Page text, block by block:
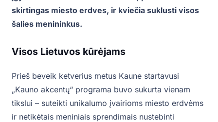
skirtingas miesto erdves, ir kviečia suklusti visos
šalies menininkus.
Visos Lietuvos kūrėjams
Prieš beveik ketverius metus Kaune startavusi
„Kauno akcentų“ programa buvo sukurta vienam
tikslui – suteikti unikalumo įvairioms miesto erdvėms
ir netikėtais meniniais sprendimais nustebinti